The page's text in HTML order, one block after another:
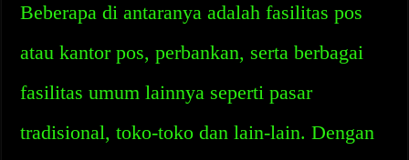
Beberapa di antaranya adalah fasilitas pos
atau kantor pos, perbankan, serta berbagai
fasilitas umum lainnya seperti pasar
tradisional, toko-toko dan lain-lain. Dengan